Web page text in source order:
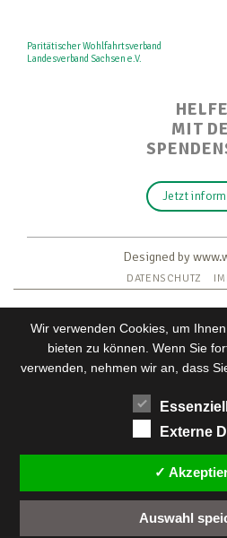
Paritätischer Wohlfahrtsverband
Landesverband Sachsen e.V.
MIT
Jetzt
Designed by
DATENSCHUTZ
In den kannst du
wir verwenden oder sie
Wir verwenden Cookies, um
bieten zu können. Wenn Sie
verwenden, nehmen wir an, dass
Essenziell
Externe
✓
Auswahl